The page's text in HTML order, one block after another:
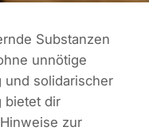
Substanzen
unnötige
und solidarischer
bietet dir
zur